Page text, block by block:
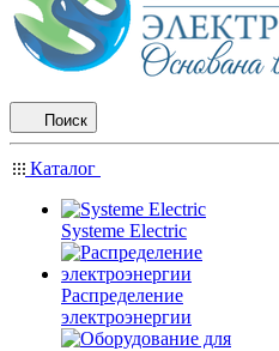
Поиск
Каталог
Systeme Electric
Распределение
электроэнергии